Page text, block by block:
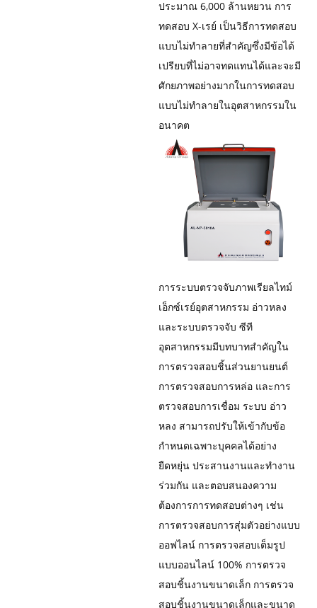
ประมาณ 6,000 ล้านหยวน การ
ทดสอบ X-เรย์ เป็นวิธีการทดสอบ
แบบไม่ทำลายที่สำคัญซึ่งมีข้อได้
เปรียบที่ไม่อาจทดแทนได้และจะมี
ศักยภาพอย่างมากในการทดสอบ
แบบไม่ทำลายในอุตสาหกรรมใน
อนาคต
การระบบตรวจจับภาพเรียลไทม์
เอ็กซ์เรย์อุตสาหกรรม อ่าวหลง
และระบบตรวจจับ ซีที
อุตสาหกรรมมีบทบาทสำคัญใน
การตรวจสอบชิ้นส่วนยานยนต์
การตรวจสอบการหล่อ และการ
ตรวจสอบการเชื่อม ระบบ อ่าว
หลง สามารถปรับให้เข้ากับข้อ
กำหนดเฉพาะบุคคลได้อย่าง
ยืดหยุ่น ประสานงานและทำงาน
ร่วมกัน และตอบสนองความ
ต้องการการทดสอบต่างๆ เช่น
การตรวจสอบการสุ่มตัวอย่างแบบ
ออฟไลน์ การตรวจสอบเต็มรูป
แบบออนไลน์ 100% การตรวจ
สอบชิ้นงานขนาดเล็ก การตรวจ
สอบชิ้นงานขนาดเล็กและขนาด